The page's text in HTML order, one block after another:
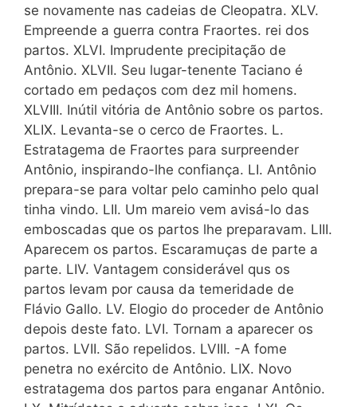
se novamente nas cadeias de Cleopatra. XLV.
Empreende a guerra contra Fraortes. rei dos
partos. XLVI. Imprudente precipitação de
Antônio. XLVII. Seu lugar-tenente Taciano é
cortado em pedaços com dez mil homens.
XLVIII. Inútil vitória de Antônio sobre os partos.
XLIX. Levanta-se o cerco de Fraortes. L.
Estratagema de Fraortes para surpreender
Antônio, inspirando-lhe confiança. LI. Antônio
prepara-se para voltar pelo caminho pelo qual
tinha vindo. LII. Um mareio vem avisá-lo das
emboscadas que os partos lhe preparavam. LIII.
Aparecem os partos. Escaramuças de parte a
parte. LIV. Vantagem considerável qus os
partos levam por causa da temeridade de
Flávio Gallo. LV. Elogio do proceder de Antônio
depois deste fato. LVI. Tornam a aparecer os
partos. LVII. São repelidos. LVIII. -A fome
penetra no exército de Antônio. LIX. Novo
estratagema dos partos para enganar Antônio.